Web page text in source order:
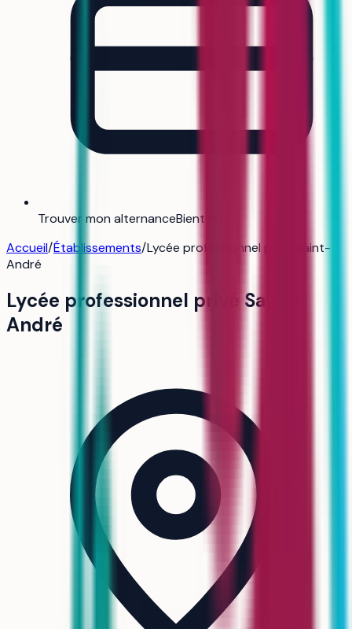
Trouver mon alternanceBientôt
Accueil/Établissements/Lycée professionnel privé Saint-
André
Lycée professionnel privé Saint-
André